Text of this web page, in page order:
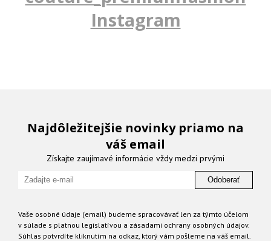
Instagram
Najdôležitejšie novinky priamo na
váš email
Získajte zaujímavé informácie vždy medzi prvými
Odoberať
Vaše osobné údaje (email) budeme spracovávať len za týmto účelom
v súlade s platnou legislatívou a zásadami ochrany osobných údajov.
Súhlas potvrdíte kliknutím na odkaz, ktorý vám pošleme na váš email.